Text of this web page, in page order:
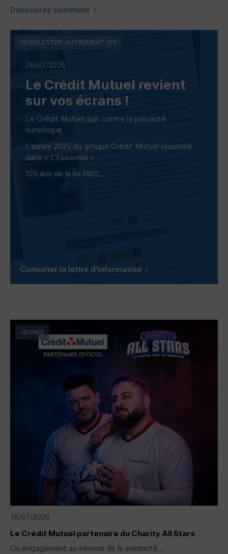
Découvrez comment
28/07/2026
Le Crédit Mutuel revient
sur vos écrans !
Le Crédit Mutuel agit contre la précarité
numérique
L’année 2025 du groupe Crédit Mutuel résumée
dans « L’Essentiel »
125 ans de la loi 1901...
Consulter la lettre d'information
NEWSLETTER AUTREMENT DIT
16/07/2026
Le Crédit Mutuel partenaire du Charity All Stars
Un engagement au service de la solidarité....
JEUNES